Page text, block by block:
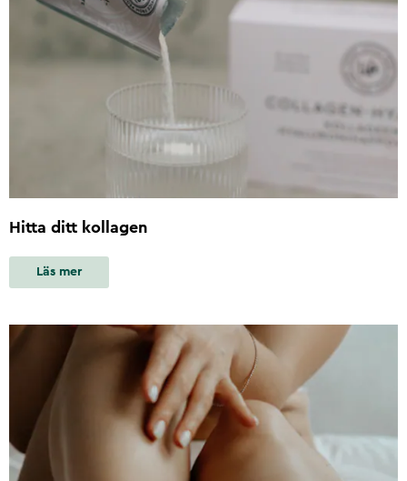
Hitta ditt kollagen
Läs mer